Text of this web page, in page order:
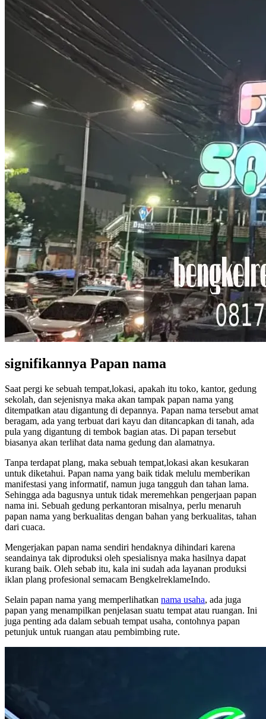
signifikannya Papan nama
Saat pergi ke sebuah tempat,lokasi, apakah itu toko, kantor, gedung
sekolah, dan sejenisnya maka akan tampak papan nama yang
ditempatkan atau digantung di depannya. Papan nama tersebut amat
beragam, ada yang terbuat dari kayu dan ditancapkan di tanah, ada
pula yang digantung di tembok bagian atas. Di papan tersebut
biasanya akan terlihat data nama gedung dan alamatnya.
Tanpa terdapat plang, maka sebuah tempat,lokasi akan kesukaran
untuk diketahui. Papan nama yang baik tidak melulu memberikan
manifestasi yang informatif, namun juga tangguh dan tahan lama.
Sehingga ada bagusnya untuk tidak meremehkan pengerjaan papan
nama ini. Sebuah gedung perkantoran misalnya, perlu menaruh
papan nama yang berkualitas dengan bahan yang berkualitas, tahan
dari cuaca.
Mengerjakan papan nama sendiri hendaknya dihindari karena
seandainya tak diproduksi oleh spesialisnya maka hasilnya dapat
kurang baik. Oleh sebab itu, kala ini sudah ada layanan produksi
iklan plang profesional semacam BengkelreklameIndo.
Selain papan nama yang memperlihatkan nama usaha, ada juga
papan yang menampilkan penjelasan suatu tempat atau ruangan. Ini
juga penting ada dalam sebuah tempat usaha, contohnya papan
petunjuk untuk ruangan atau pembimbing rute.